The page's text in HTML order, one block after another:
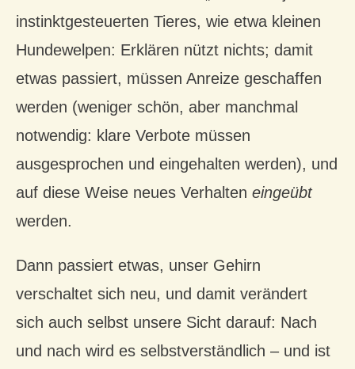
instinktgesteuerten Tieres, wie etwa kleinen
Hundewelpen: Erklären nützt nichts; damit
etwas passiert, müssen Anreize geschaffen
werden (weniger schön, aber manchmal
notwendig: klare Verbote müssen
ausgesprochen und eingehalten werden), und
auf diese Weise neues Verhalten eingeübt
werden.
Dann passiert etwas, unser Gehirn
verschaltet sich neu, und damit verändert
sich auch selbst unsere Sicht darauf: Nach
und nach wird es selbstverständlich – und ist